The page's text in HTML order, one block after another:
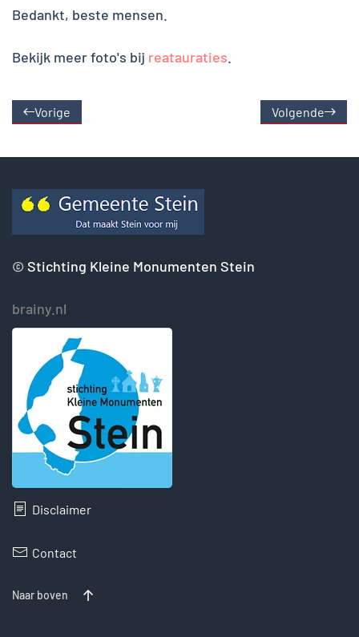
Bedankt, beste mensen.
Bekijk meer foto's bij reatauraties
Vorige Volgende
© Stichting Kleine Monumenten Stein
brainy.nl
Disclaimer
Contact
Naar boven